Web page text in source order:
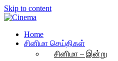
Skip to content
Home
சினிமா செய்திகள்
சினிமா – இன்று